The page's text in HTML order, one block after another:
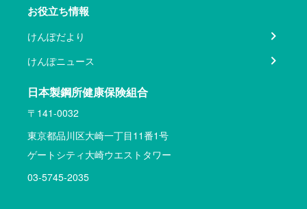
お役立ち情報
けんぽだより
けんぽニュース
日本製鋼所健康保険組合
〒141-0032
東京都品川区大崎一丁目11番1号
ゲートシティ大崎ウエストタワー
03-5745-2035